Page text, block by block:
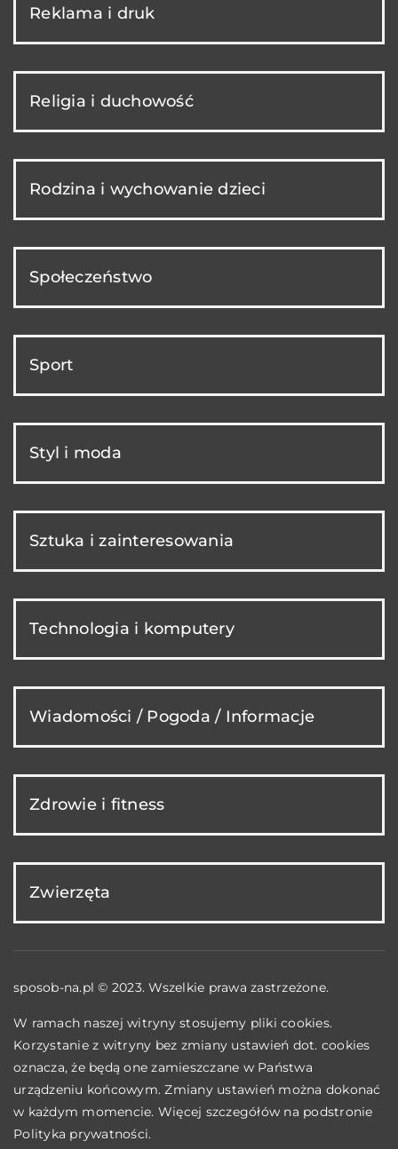
Reklama i druk
Religia i duchowość
Rodzina i wychowanie dzieci
Społeczeństwo
Sport
Styl i moda
Sztuka i zainteresowania
Technologia i komputery
Wiadomości / Pogoda / Informacje
Zdrowie i fitness
Zwierzęta
sposob-na.pl © 2023. Wszelkie prawa zastrzeżone.
W ramach naszej witryny stosujemy pliki cookies.
Korzystanie z witryny bez zmiany ustawień dot. cookies
oznacza, że będą one zamieszczane w Państwa
urządzeniu końcowym. Zmiany ustawień można dokonać
w każdym momencie. Więcej szczegółów na podstronie
Polityka prywatności.